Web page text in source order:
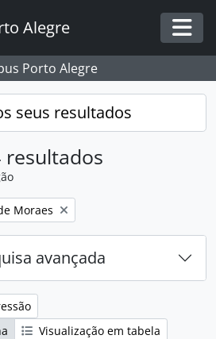
Alegre
Porto Alegre
seus resultados
Moraes
avançada
Visualização em tabela